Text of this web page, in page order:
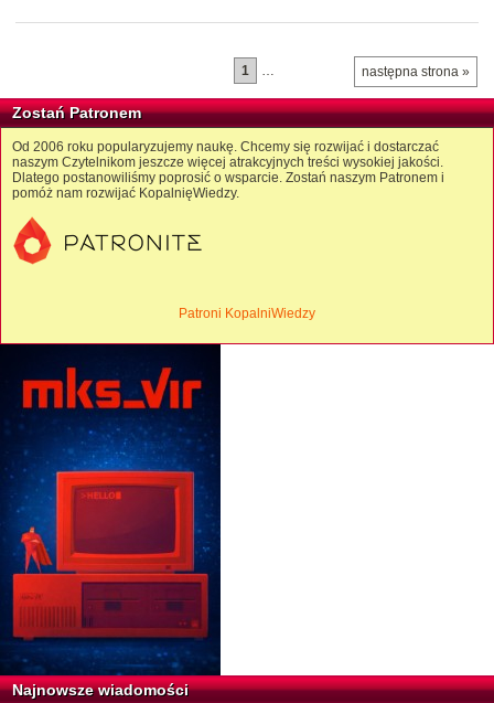
następna strona »
1 …
Zostań Patronem
Od 2006 roku popularyzujemy naukę. Chcemy się rozwijać i dostarczać
naszym Czytelnikom jeszcze więcej atrakcyjnych treści wysokiej jakości.
Dlatego postanowiliśmy poprosić o wsparcie. Zostań naszym Patronem i
pomóż nam rozwijać KopalnięWiedzy.
Patroni KopalniWiedzy
Najnowsze wiadomości